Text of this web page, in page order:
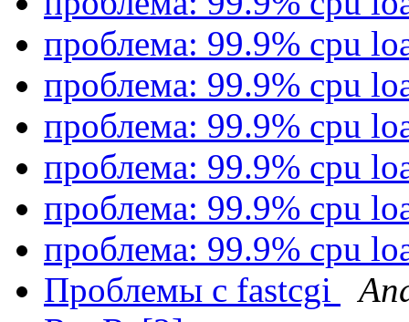
проблема: 99.9% cpu
проблема: 99.9% cpu
проблема: 99.9% cpu
проблема: 99.9% cpu
проблема: 99.9% cpu
проблема: 99.9% cpu
Проблемы с fastcgi